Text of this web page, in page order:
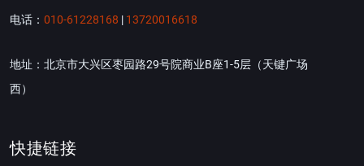
电话： 010-61228168 | 13720016618
地址：北京市大兴区枣园路29号院商业B座1-5层（天键广场
西）
快捷链接